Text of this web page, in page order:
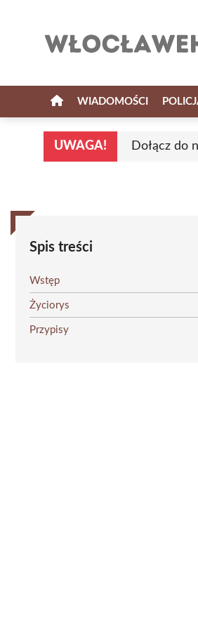
WIADOMOŚCI
UWAGA! Dołącz do
Spis treści
Wstęp
Życiorys
Przypisy